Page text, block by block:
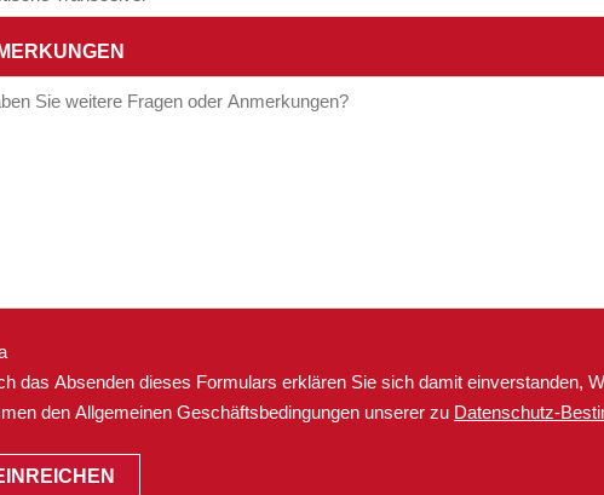
das Absenden dieses Formulars erklären Sie sich damit einverstanden,
den Allgemeinen Geschäftsbedingungen unserer zu Datenschutz-